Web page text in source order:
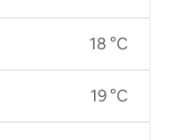
18 °C
19 °C